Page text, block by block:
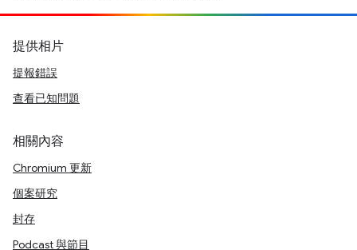
提供相片
提報錯誤
查看已知問題
相關內容
Chromium 更新
個案研究
封存
Podcast 與節目